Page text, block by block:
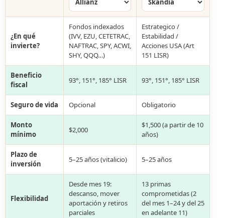
¿En qué
invierte?
Fondos indexados
(IVV, EZU, CETETRAC,
NAFTRAC, SPY, ACWI,
SHY, QQQ…)
Estrategico /
Estabilidad /
Acciones USA (Art
151 LISR)
Beneficio
fiscal
93°, 151°, 185° LISR 93°, 151°, 185° LISR
Seguro de vida Opcional Obligatorio
Monto
mínimo
$2,000
$1,500 (a partir de 10
años)
Plazo de
inversión
5–25 años (vitalicio) 5–25 años
Flexibilidad
Desde mes 19:
descanso, mover
aportación y retiros
parciales
13 primas
comprometidas (2
del mes 1–24 y del 25
en adelante 11)